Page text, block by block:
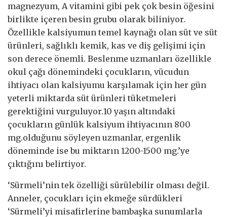
magnezyum, A vitamini gibi pek çok besin öğesini
birlikte içeren besin grubu olarak biliniyor.
Özellikle kalsiyumun temel kaynağı olan süt ve süt
ürünleri, sağlıklı kemik, kas ve diş gelişimi için
son derece önemli. Beslenme uzmanları özellikle
okul çağı dönemindeki çocukların, vücudun
ihtiyacı olan kalsiyumu karşılamak için her gün
yeterli miktarda süt ürünleri tüketmeleri
gerektiğini vurguluyor.10 yaşın altındaki
çocukların günlük kalsiyum ihtiyacının 800
mg.olduğunu söyleyen uzmanlar, ergenlik
döneminde ise bu miktarın 1200-1500 mg.’ye
çıktığını belirtiyor.
‘Sürmeli’nin tek özelliği sürülebilir olması değil.
Anneler, çocukları için ekmeğe sürdükleri
‘Sürmeli’yi misafirlerine bambaşka sunumlarla